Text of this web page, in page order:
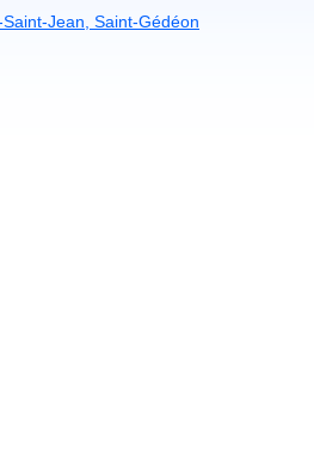
Jean, Saint-Gédéon